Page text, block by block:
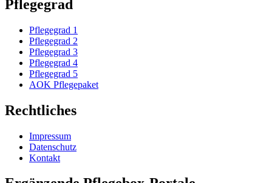
Pflegegrad
Pflegegrad 1
Pflegegrad 2
Pflegegrad 3
Pflegegrad 4
Pflegegrad 5
AOK Pflegepaket
Rechtliches
Impressum
Datenschutz
Kontakt